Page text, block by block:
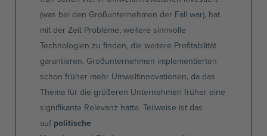
(was bei den Großunternehmen der Fall war), hat
mit der Zeit Probleme, weitere sinnvolle
Technologien zu finden, die weitere Profitabilität
garantieren. Großunternehmen implementierten
schon früher mehr Umweltinnovationen, da das
Thema für die größeren Unternehmen früher eine
signifikante Relevanz hatte. Teilweise ist das
auf politische